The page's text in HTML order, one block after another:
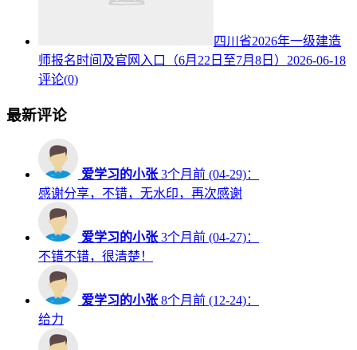
四川省2026年一级建造
师报名时间及官网入口（6月22日至7月8日） 2026-06-18
评论(0)
最新评论
爱学习的小张 3个月前 (04-29)：
感谢分享，不错，无水印，再次感谢
爱学习的小张 3个月前 (04-27)：
不错不错，很清楚！
爱学习的小张 8个月前 (12-24)：
给力